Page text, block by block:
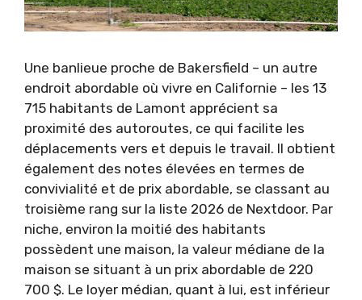
Une banlieue proche de Bakersfield – un autre
endroit abordable où vivre en Californie – les 13
715 habitants de Lamont apprécient sa
proximité des autoroutes, ce qui facilite les
déplacements vers et depuis le travail. Il obtient
également des notes élevées en termes de
convivialité et de prix abordable, se classant au
troisième rang sur la liste 2026 de Nextdoor. Par
niche, environ la moitié des habitants
possèdent une maison, la valeur médiane de la
maison se situant à un prix abordable de 220
700 $. Le loyer médian, quant à lui, est inférieur